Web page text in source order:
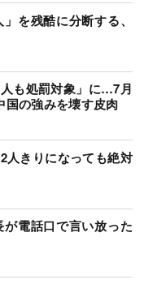
を残酷に分断する、
も処罰対象」に…7月
国の強みを壊す皮肉
人きりになっても絶対
電話口で言い放った